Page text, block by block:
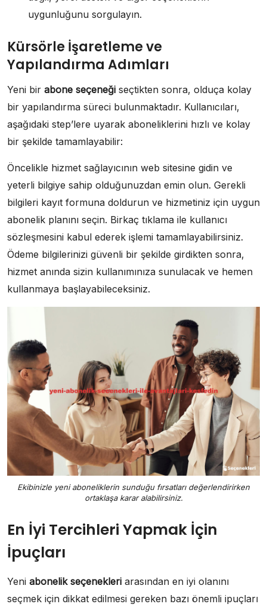
uygunluğunu sorgulayın.
Kürsörle İşaretleme ve
Yapılandırma Adımları
Yeni bir abone seçeneği seçtikten sonra, olduça kolay
bir yapılandırma süreci bulunmaktadır. Kullanıcıları,
aşağıdaki step’lere uyarak aboneliklerini hızlı ve kolay
bir şekilde tamamlayabilir:
Öncelikle hizmet sağlayıcının web sitesine gidin ve
yeterli bilgiye sahip olduğunuzdan emin olun. Gerekli
bilgileri kayıt formuna doldurun ve hizmetiniz için uygun
abonelik planını seçin. Birkaç tıklama ile kullanıcı
sözleşmesini kabul ederek işlemi tamamlayabilirsiniz.
Ödeme bilgilerinizi güvenli bir şekilde girdikten sonra,
hizmet anında sizin kullanımınıza sunulacak ve hemen
kullanmaya başlayabileceksiniz.
Ekibinizle yeni aboneliklerin sunduğu fırsatları değerlendirirken
ortaklaşa karar alabilirsiniz.
En İyi Tercihleri Yapmak İçin
İpuçları
Yeni abonelik seçenekleri arasından en iyi olanını
seçmek için dikkat edilmesi gereken bazı önemli ipuçları